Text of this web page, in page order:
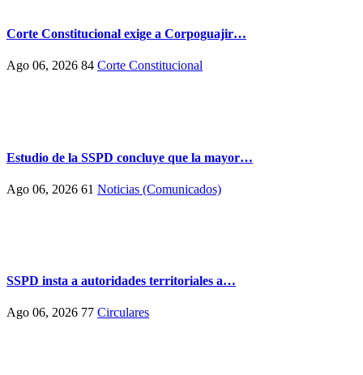
Corte Constitucional exige a Corpoguajir…
Ago 06, 2026 84 Corte Constitucional
Estudio de la SSPD concluye que la mayor…
Ago 06, 2026 61 Noticias (Comunicados)
SSPD insta a autoridades territoriales a…
Ago 06, 2026 77 Circulares